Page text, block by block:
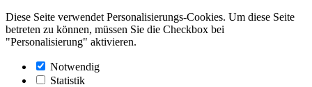
Diese Seite verwendet Personalisierungs-Cookies. Um diese Seite
betreten zu können, müssen Sie die Checkbox bei
"Personalisierung" aktivieren.
Notwendig
Statistik